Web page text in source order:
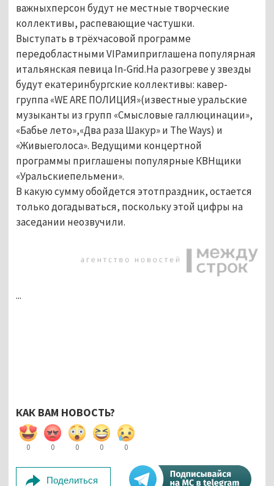
важныхперсон будут не местные творческие
коллективы, распевающие частушки.
Выступать в трёхчасовой программе
передобластными VIPамиприглашена популярная
итальянская певица In-Grid.На разогреве у звезды
будут екатеринбургские коллективы: кавер-
группа «WE ARE ПОЛИЦИЯ»(известные уральские
музыканты из групп «Смысловые галлюцинации»,
«Бабье лето»,«Два раза Шакур» и The Ways) и
«Живыеголоса». Ведущими концертной
программы приглашены популярные КВНщики
«Уральскиепельмени».
В какую сумму обойдется этотпраздник, остается
только догадываться, поскольку этой цифры на
заседании неозвучили.
...
КАК ВАМ НОВОСТЬ?
0 0 0 0 0
Поделиться